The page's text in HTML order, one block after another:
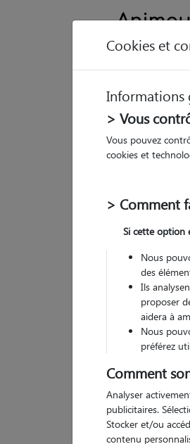
32 avis
5/5
Cookies et
Informations
> Vous
Vous pouvez
cookies et
> Comment
Si cette option
Nous
des
Ils
proposer
aidera à
Nous
préférez
Comment
Analyser
publicitaires.
Stocker et/ou
contenu